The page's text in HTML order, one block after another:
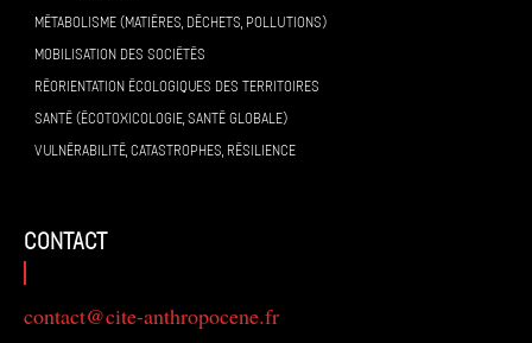
MÉTABOLISME (MATIÈRES, DÉCHETS, POLLUTIONS)
MOBILISATION DES SOCIÉTÉS
RÉORIENTATION ÉCOLOGIQUES DES TERRITOIRES
SANTÉ (ÉCOTOXICOLOGIE, SANTÉ GLOBALE)
VULNÉRABILITÉ, CATASTROPHES, RÉSILIENCE
contact
contact@cite-anthropocene.fr